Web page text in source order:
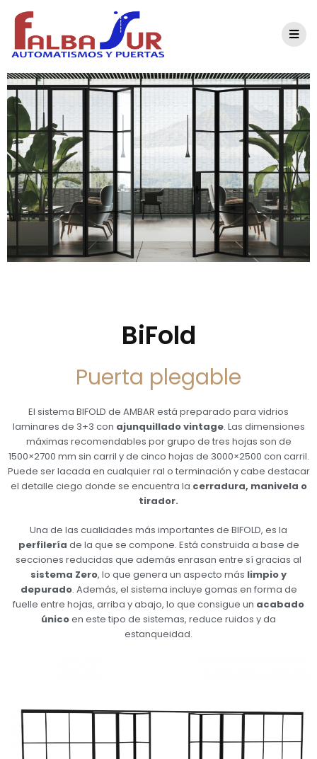
BiFold
BiFold
Puerta plegable
El sistema BIFOLD de AMBAR está preparado para vidrios
laminares de 3+3 con ajunquillado vintage. Las dimensiones
máximas recomendables por grupo de tres hojas son de
1500×2700 mm sin carril y de cinco hojas de 3000×2500 con carril.
Puede ser lacada en cualquier ral o terminación y cabe destacar
el detalle ciego donde se encuentra la cerradura, manivela o
tirador.
Una de las cualidades más importantes de BIFOLD, es la
perfilería de la que se compone. Está construida a base de
secciones reducidas que además enrasan entre sí gracias al
sistema Zero, lo que genera un aspecto más limpio y
depurado. Además, el sistema incluye gomas en forma de
fuelle entre hojas, arriba y abajo, lo que consigue un acabado
únicoen este tipo de sistemas, reduce ruidos y da
estanqueidad.